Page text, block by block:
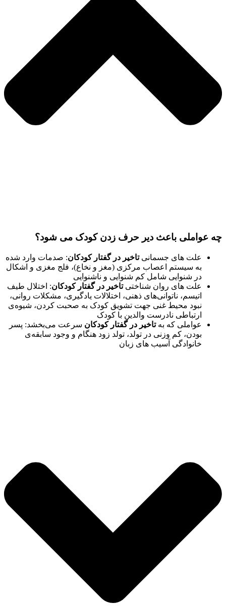
عواملی باعث دیر حرف زدن کودک می شود؟
علت ‌های جسمانیتاخیر در گفتار کودکان: صدمات وارد شده
به سیستم اعصاب مرکزی (مغز و نخاع)، فلج مغزی و اشکال
در شنوایی شامل کم شنوایی و ناشنوایی
علت ‌های روان ‌شناختیتاخیر در گفتار کودکان: اختلال طیف
اتیسم، ناتوانی‌های ذهنی، اختلالات یادگیری، مشکلات روانی،
نبود محیط غنی جهت تشویق کودک به صحبت کردن، شیوه‌ی
ارتباطی نادرست والدین با کودک
عواملی که بهتاخیر در گفتار کودکانسرعت می‌بخشد: پسر
بودن، کم وزنی در تولد، تولد زود هنگام و وجود سابقه‌ی
خانوادگی آسیب های زبان